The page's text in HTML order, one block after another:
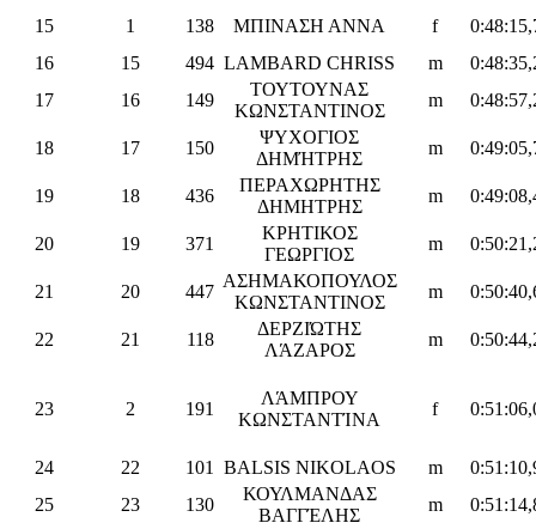
15 1 138 ΜΠΙΝΑΣΗ ΑΝΝΑ f
16
15 494 LAMBARD CHRISS m
17
16 149
ΤΟΥΤΟΥΝΑΣ
ΚΩΝΣΤΑΝΤΙΝΟΣ
m
18 17 150
ΨΥΧΟΓΙΟΣ
ΔΗΜΉΤΡΗΣ
m
19 18 436
ΠΕΡΑΧΩΡΗΤΗΣ
ΔΗΜΗΤΡΗΣ
m
20 19 371
ΚΡΗΤΙΚΟΣ
ΓΕΩΡΓΙΟΣ
m
21 20 447
ΑΣΗΜΑΚΟΠΟΥΛΟΣ
ΚΩΝΣΤΑΝΤΙΝΟΣ
m
22 21 118
ΔΕΡΖΙΏΤΗΣ
ΛΆΖΑΡΟΣ
m
23 2 191
ΛΆΜΠΡΟΥ
ΚΩΝΣΤΑΝΤΊΝΑ
f
24 22 101 BALSIS NIKOLAOS m
25
23 130
ΚΟΥΛΜΑΝΔΑΣ
ΒΑΓΓΈΛΗΣ
m